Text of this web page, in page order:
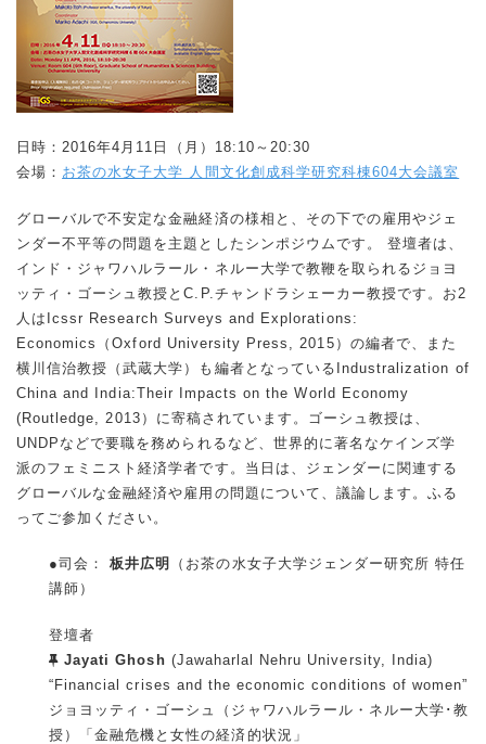
日時：2016年4月11日（月）18:10～20:30
会場： お茶の水女子大学 人間文化創成科学研究科棟604大会議室
グローバルで不安定な金融経済の様相と、その下での雇用やジェ
ンダー不平等の問題を主題としたシンポジウムです。 登壇者は、
インド・ジャワハルラール・ネルー大学で教鞭を取られるジョヨ
ッティ・ゴーシュ教授とC.P.チャンドラシェーカー教授です。お2
人は Icssr Research Surveys and Explorations:
Economics
（Oxford University Press, 2015）の編者で、また
横川信治教授（武蔵大学）も編者となっている Industralization of
China and India:Their Impacts on the World Economy
(Routledge, 2013）に寄稿されています。ゴーシュ教授は、
UNDPなどで要職を務められるなど、世界的に著名なケインズ学
派のフェミニスト経済学者です。当日は、ジェンダーに関連する
グローバルな金融経済や雇用の問題について、議論します。ふる
ってご参加ください。
●司会：板井広明
（お茶の水女子大学ジェンダー研究所 特任
講師）
登壇者
Jayati Ghosh (Jawaharlal Nehru University, India)
“Financial crises and the economic conditions of women”
ジョヨッティ・ゴーシュ（ジャワハルラール・ネルー大学･教
授）「金融危機と女性の経済的状況」